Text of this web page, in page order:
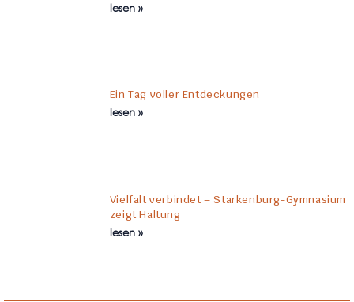
lesen »
Ein Tag voller Entdeckungen
lesen »
Vielfalt verbindet – Starkenburg-Gymnasium
zeigt Haltung
lesen »